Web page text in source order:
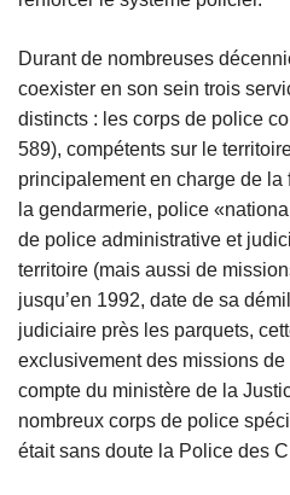
Durant de nombreuses
coexister en son sein trois
distincts : les corps de police
589), compétents sur le
principalement en charge de
la gendarmerie, police
de police administrative et
territoire (mais aussi de
jusqu’en 1992, date de sa
judiciaire près les parquets,
exclusivement des missions
compte du ministère de la
nombreux corps de police
était sans doute la Police des